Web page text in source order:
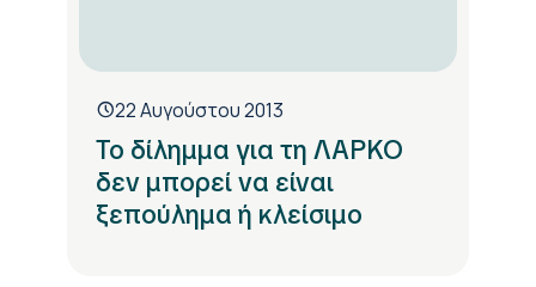
22 Αυγούστου 2013
Το δίλημμα για τη ΛΑΡΚΟ
δεν μπορεί να είναι
ξεπούλημα ή κλείσιμο